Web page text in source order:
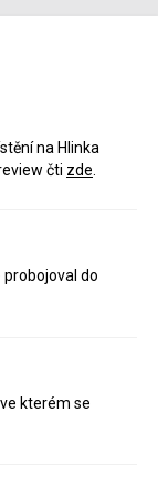
na Hlinka
čti zde
probojoval do
kterém se